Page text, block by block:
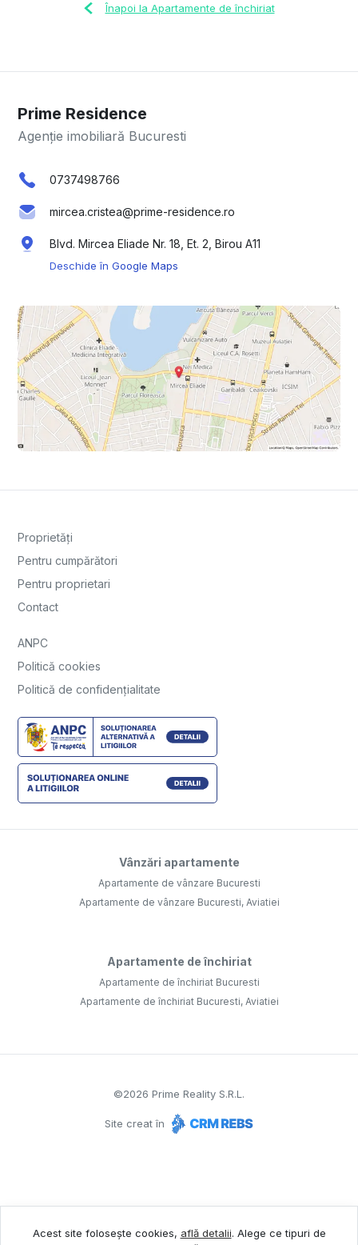
Înapoi la Apartamente de închiriat
Prime Residence
Agenție imobiliară Bucuresti
0737498766
mircea.cristea@prime-residence.ro
Blvd. Mircea Eliade Nr. 18, Et. 2, Birou A11
Deschide în Google Maps
Proprietăți
Pentru cumpărători
Pentru proprietari
Contact
ANPC
Politică cookies
Politică de confidențialitate
Vânzări apartamente
Apartamente de vânzare Bucuresti
Apartamente de vânzare Bucuresti, Aviatiei
Apartamente de închiriat
Apartamente de închiriat Bucuresti
Apartamente de închiriat Bucuresti, Aviatiei
©2026 Prime Reality S.R.L.
Site creat în
Acest site folosește cookies, află detalii. Alege ce tipuri de